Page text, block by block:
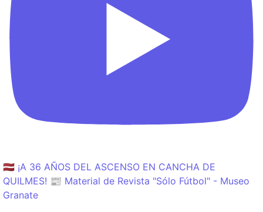
🇱🇻 ¡A 36 AÑOS DEL ASCENSO EN CANCHA DE
QUILMES! 📰 Material de Revista "Sólo Fútbol" - Museo
Granate